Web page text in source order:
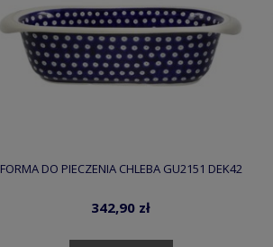
FORMA DO PIECZENIA CHLEBA GU2151 DEK42
342,90 zł